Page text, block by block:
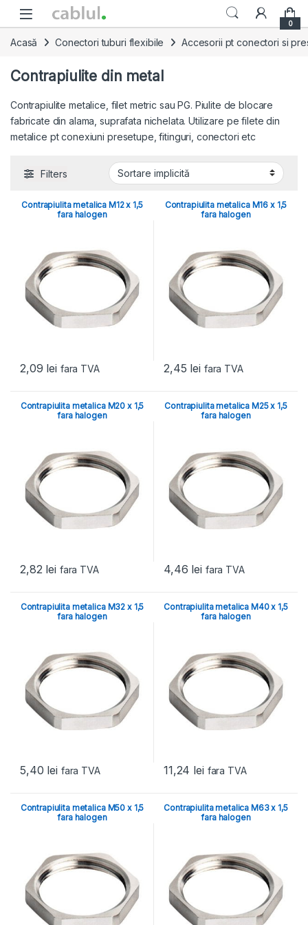
Skip to navigation
Skip to content
0
Acasă Conectori tuburi flexibile Accesorii pt conectori si
Contrapiulite din metal
Contrapiulite metalice, filet metric sau PG. Piulite de blocare
fabricate din alama, suprafata nichelata. Utilizare pe filete din
metalice pt conexiuni presetupe, fitinguri, conectori etc
Filters
Contrapiulita metalica M12 x 1,5
fara halogen
2,09 lei fara TVA
Contrapiulita metalica M16 x 1,5
fara halogen
2,45 lei fara TVA
Contrapiulita metalica M20 x 1,5
fara halogen
2,82 lei fara TVA
Contrapiulita metalica M25 x 1,5
fara halogen
4,46 lei fara TVA
Contrapiulita metalica M32 x 1,5
fara halogen
5,40 lei fara TVA
Contrapiulita metalica M40 x 1,5
fara halogen
11,24 lei fara TVA
Contrapiulita metalica M50 x 1,5
fara halogen
Contrapiulita metalica M63 x 1,5
fara halogen